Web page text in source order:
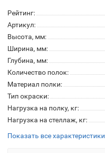
Рейтинг:
Артикул:
Высота, мм:
Ширина, мм:
Глубина, мм:
Количество полок:
Материал полки:
Тип окраски:
Нагрузка на полку, кг:
Нагрузка на стеллаж, кг:
Показать все характеристики